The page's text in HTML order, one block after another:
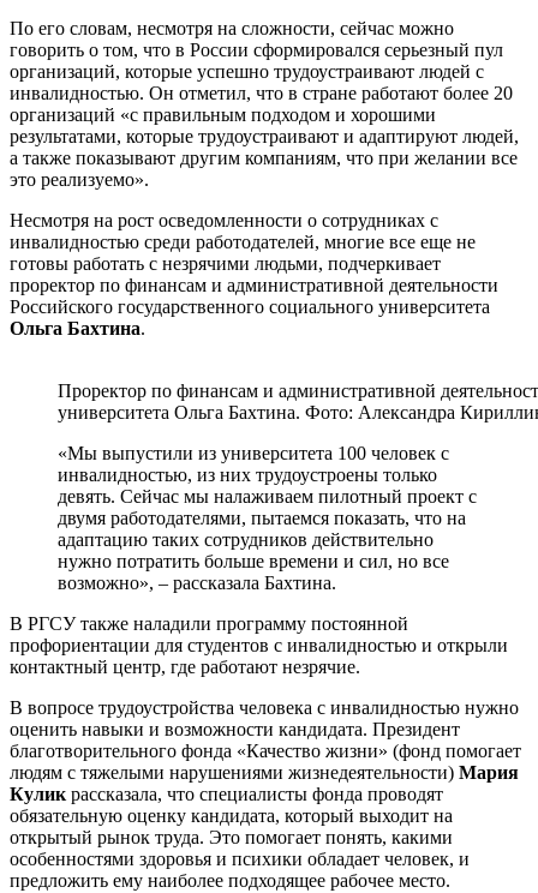
По его словам, несмотря на сложности, сейчас можно
говорить о том, что в России сформировался серьезный пул
организаций, которые успешно трудоустраивают людей с
инвалидностью. Он отметил, что в стране работают более 20
организаций «с правильным подходом и хорошими
результатами, которые трудоустраивают и адаптируют людей,
а также показывают другим компаниям, что при желании все
это реализуемо».
Несмотря на рост осведомленности о сотрудниках с
инвалидностью среди работодателей, многие все еще не
готовы работать с незрячими людьми, подчеркивает
проректор по финансам и административной деятельности
Российского государственного социального университета
Ольга Бахтина.
Проректор по финансам и административной
университета Ольга Бахтина. Фото: Александра
«Мы выпустили из университета 100 человек с
инвалидностью, из них трудоустроены только
девять. Сейчас мы налаживаем пилотный проект с
двумя работодателями, пытаемся показать, что на
адаптацию таких сотрудников действительно
нужно потратить больше времени и сил, но все
возможно», – рассказала Бахтина.
В РГСУ также наладили программу постоянной
профориентации для студентов с инвалидностью и открыли
контактный центр, где работают незрячие.
В вопросе трудоустройства человека с инвалидностью нужно
оценить навыки и возможности кандидата. Президент
благотворительного фонда «Качество жизни» (фонд помогает
людям с тяжелыми нарушениями жизнедеятельности) Мария
Кулик рассказала, что специалисты фонда проводят
обязательную оценку кандидата, который выходит на
открытый рынок труда. Это помогает понять, какими
особенностями здоровья и психики обладает человек, и
предложить ему наиболее подходящее рабочее место.